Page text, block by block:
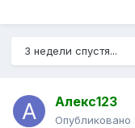
3 недели спустя...
Алекс123
Опубликовано